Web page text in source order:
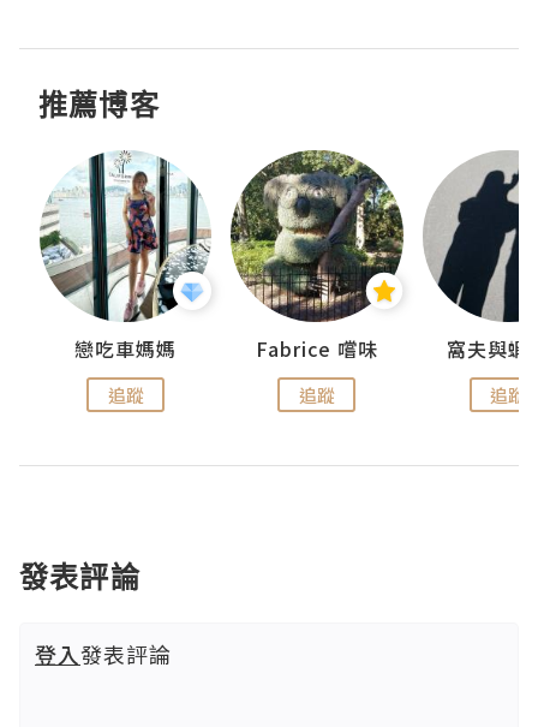
推薦博客
戀吃車媽媽
追蹤
Fabrice 嚐味
追蹤
窩夫與蝦
追蹤
發表評論
登入發表評論